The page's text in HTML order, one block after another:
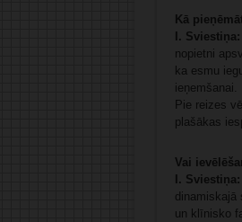
Kā
I. Sviestiņa:
nopietni
ka esmu
ieņemšanai.
Pie reizes
plašākas
Vai
I. Sviestiņa:
dinamiskajā
un klīnisko